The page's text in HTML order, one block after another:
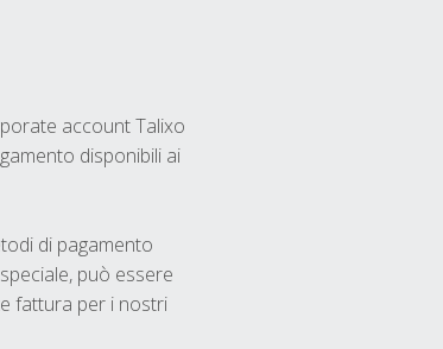
account Talixo
disponibili ai
di pagamento
può essere
fattura per i nostri